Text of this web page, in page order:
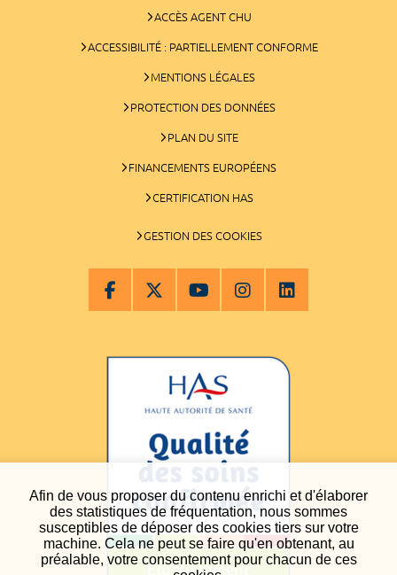
Afin de vous proposer du contenu enrichi et d'élaborer
des statistiques de fréquentation, nous sommes
susceptibles de déposer des cookies tiers sur votre
machine. Cela ne peut se faire qu'en obtenant, au
préalable, votre consentement pour chacun de ces
ACCÈS AGENT CHU
ACCESSIBILITÉ : PARTIELLEMENT CONFORME
MENTIONS LÉGALES
PROTECTION DES DONNÉES
PLAN DU SITE
FINANCEMENTS EUROPÉENS
CERTIFICATION HAS
GESTION DES COOKIES